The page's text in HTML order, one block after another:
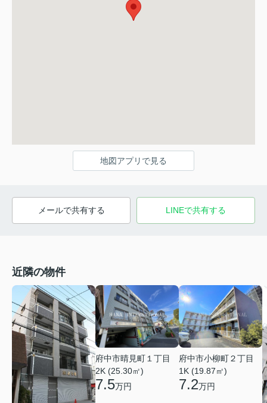
地図アプリで見る
メールで共有する LINEで共有する
近隣の物件
府中市晴見町１丁目
2K (25.30㎡)
7.5万円
府中市小柳町２丁目
1K (19.87㎡)
7.2万円